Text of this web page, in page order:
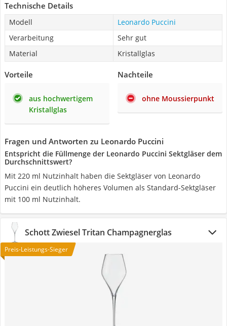
Technische Details
Modell
Leonardo Puccini
Verarbeitung
Sehr gut
Material
Kristallglas
Vorteile
aus hochwertigem
Kristallglas
Nachteile
ohne Moussierpunkt
Fragen und Antworten zu Leonardo Puccini
Entspricht die Füllmenge der Leonardo Puccini Sektgläser dem
Durchschnittswert?
Mit 220 ml Nutzinhalt haben die Sektgläser von Leonardo
Puccini ein deutlich höheres Volumen als Standard-Sektgläser
mit 100 ml Nutzinhalt.
Schott Zwiesel Tritan Champagnerglas
Preis-Leistungs-Sieger